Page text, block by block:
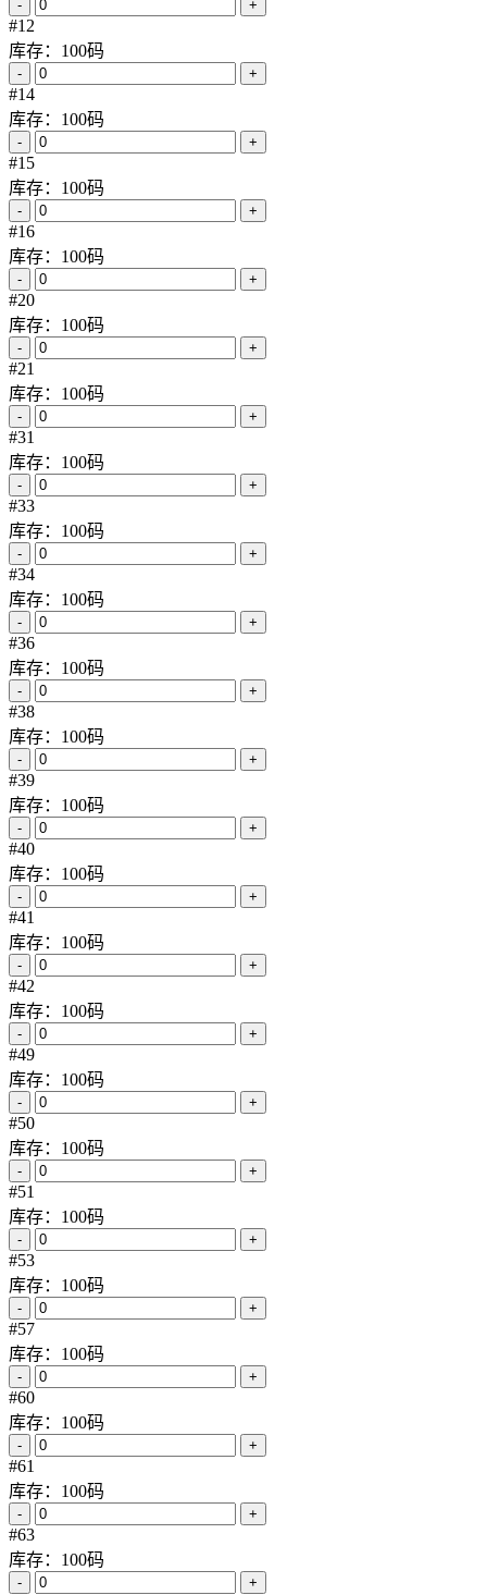
天丝棉帆布| 235g/m2平纹双经单纬帆布|
莱赛尔棉布料|工装衬衫 工装裤 裙子面料
货号：#26040029
¥19.8
¥20.8
¥22.8
¥23.5
≥100码
10-99码
3-9码
1-2码
颜色
本白
库存：100码
-
黑
库存：100码
-
#3
库存：100码
-
#7
库存：100码
-
#9
库存：100码
-
#10
库存：100码
-
#12
库存：100码
-
#14
库存：100码
-
#15
库存：100码
-
#16
库存：100码
-
#20
库存：100码
-
#21
库存：100码
-
#31
库存：100码
-
#33
库存：100码
-
#34
库存：100码
-
#36
库存：100码
-
#38